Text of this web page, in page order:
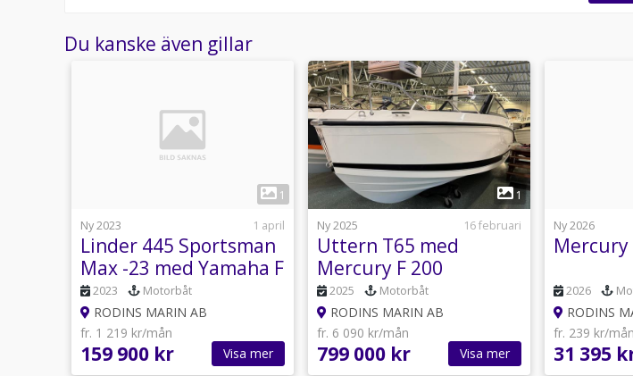
Du kanske även gillar
1
Ny 2023
1 april
Linder 445 Sportsman
Max -23 med Yamaha F
25 GETL -25
2023 Motorbåt
RODINS MARIN AB
fr. 1 219 kr/mån
159 900 kr Visa mer
1
Ny 2025
16 februari
Uttern T65 med
Mercury F 200
2025 Motorbåt
RODINS MARIN AB
fr. 6 090 kr/mån
799 000 kr Visa mer
Ny 2026
Mercury
2026
RODINS
fr. 239 kr/mån
31 395